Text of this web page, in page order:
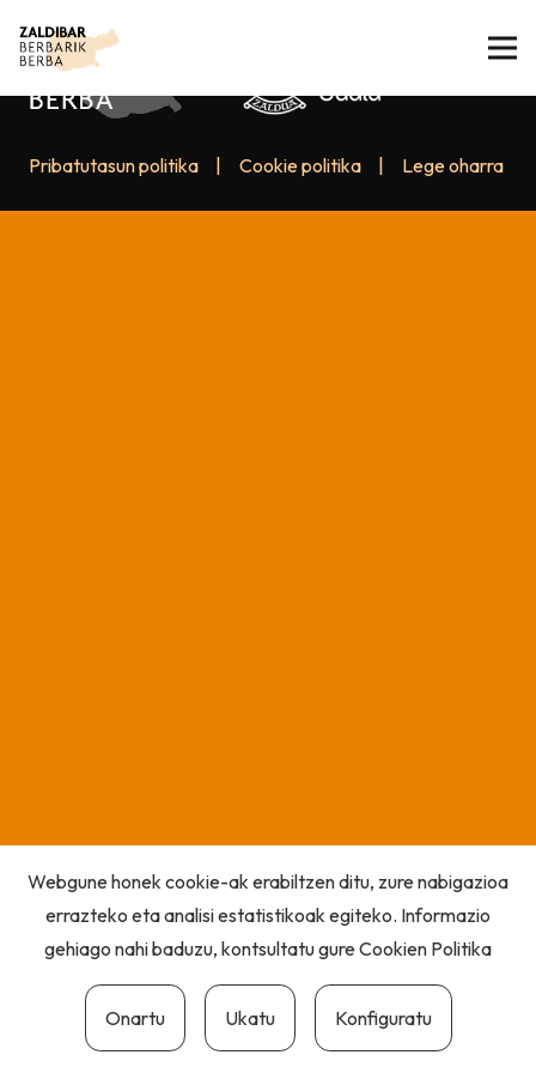
Pribatutasun politika Cookie politika Lege oharra
Webgune honek cookie-ak erabiltzen ditu, zure nabigazioa
errazteko eta analisi estatistikoak egiteko. Informazio
gehiago nahi baduzu, kontsultatu gureCookien Politika
Onartu Ukatu Konfiguratu